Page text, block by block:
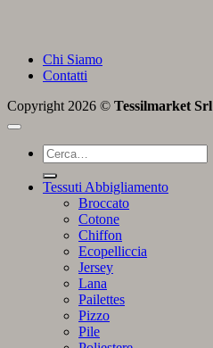
Chi Siamo
Contatti
Copyright 2026 © Tessilmarket Srl
Cerca:
Tessuti Abbigliamento
Broccato
Cotone
Chiffon
Ecopelliccia
Jersey
Lana
Pailettes
Pizzo
Pile